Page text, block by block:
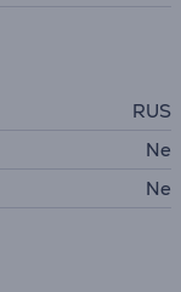
RUS
Ne
Ne